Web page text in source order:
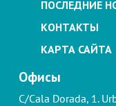
ПОСЛЕДНИЕ
КОНТАКТЫ
КАРТА САЙТА
Офисы
C/Cala Dorada, 1.